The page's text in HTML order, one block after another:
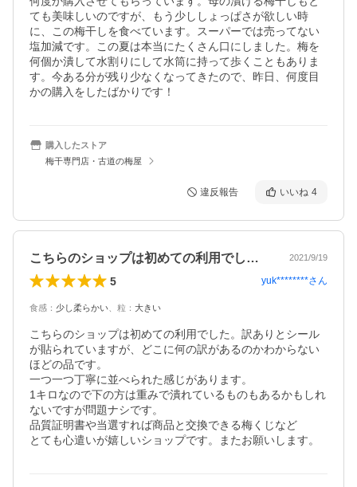
ても美味しいのですが、もう少ししょっぱさが欲しい時
に、この梅干しを食べています。スーパーでは売ってない
塩加減です。この夏は本当にたくさん口にしました。梅を
何個か潰して水割りにして水筒に持って歩くこともありま
す。今ある分が残り少なくなってきたので、昨日、何度目
かの購入をしたばかりです！
購入したストア
梅干専門店・古道の梅屋
違反報告 いいね 4
こちらのショップは初めての利用でした。… 2021/9/19
5 yuk********さん
食感 ： 少し柔らかい 粒 ： 大きい
こちらのショップは初めての利用でした。訳ありとシール
が貼られていますが、どこに何の訳があるのかわからない
ほどの品です。
一つ一つ丁寧に並べられた感じがあります。
1キロなので下の方は重みで潰れているものもあるかもしれ
ないですが問題ナシです。
品質証明書や当選すれば商品と交換できる梅くじなど
とても心遣いが嬉しいショップです。またお願いします。